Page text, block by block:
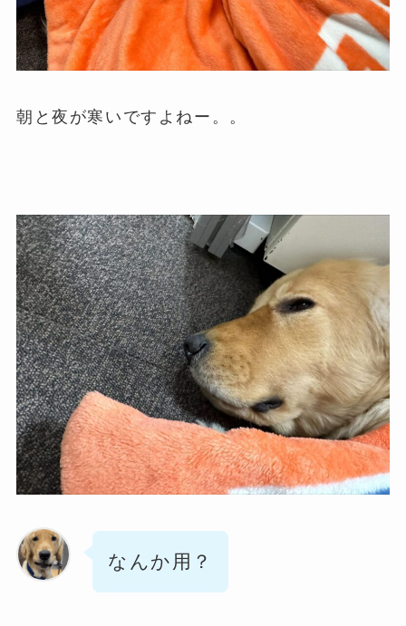
朝と夜が寒いですよねー。。
なんか用？